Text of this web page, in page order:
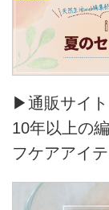
▶通販サイ
10年以上の
フケアアイ